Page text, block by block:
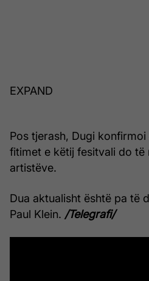
EXPAND
Pos tjerash, Dugi
fitimet e këtij fesitvali do të
artistëve.
Dua aktualisht është pa të
Paul Klein. /Telegrafi/